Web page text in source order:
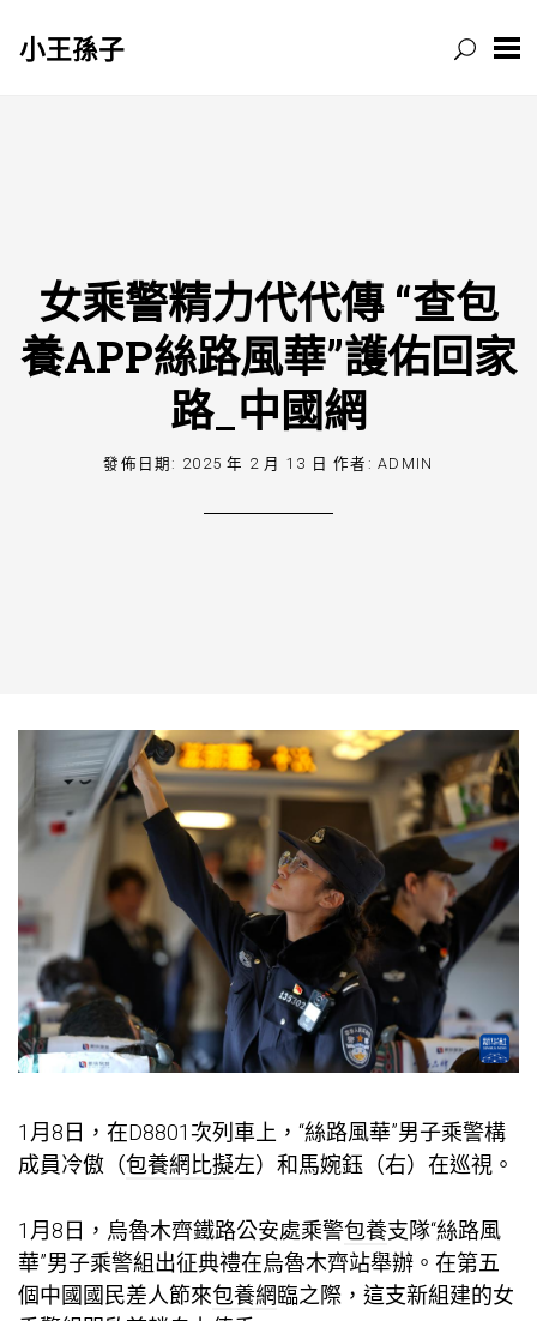
小王孫子
女乘警精力代代傳 “查包
養APP絲路風華”護佑回家
路_中國網
發佈日期: 2025 年 2 月 13 日 作者:ADMIN
1月8日，在D8801次列車上，“絲路風華”男子乘警構
成員冷傲（包養網比擬左）和馬婉鈺（右）在巡視。
1月8日，烏魯木齊鐵路公安處乘警包養支隊“絲路風
華”男子乘警組出征典禮在烏魯木齊站舉辦。在第五
個中國國民差人節來包養網臨之際，這支新組建的女